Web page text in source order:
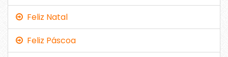
Feliz Natal
Feliz Páscoa